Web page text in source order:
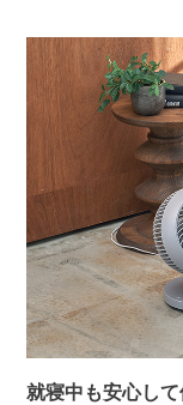
就寝中も安心し